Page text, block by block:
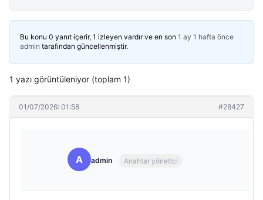
Bu konu 0 yanıt içerir, 1 izleyen vardır ve en son 1 ay 1 hafta önce
admin tarafından güncellenmiştir.
1 yazı görüntüleniyor (toplam 1)
01/07/2026: 01:58 #28427
A admin Anahtar yönetici